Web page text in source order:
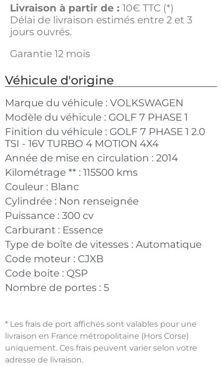
Livraison à partir de : 10€ TTC (*)
Délai de livraison estimés entre 2 et 3
jours ouvrés.
Garantie 12 mois
Véhicule d'origine
Marque du véhicule : VOLKSWAGEN
Modèle du véhicule : GOLF 7 PHASE 1
Finition du véhicule : GOLF 7 PHASE 1 2.0
TSI - 16V TURBO 4 MOTION 4X4
Année de mise en circulation : 2014
Kilométrage ** : 115500 kms
Couleur : Blanc
Cylindrée : Non renseignée
Puissance : 300 cv
Carburant : Essence
Type de boîte de vitesses : Automatique
Code moteur : CJXB
Code boite : QSP
Nombre de portes : 5
* Les frais de port affichés sont valables pour une
livraison en France métropolitaine (Hors Corse)
uniquement. Ces frais peuvent varier selon votre
adresse de livraison.